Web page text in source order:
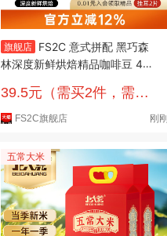
旗舰店
FS2C 意式拼配 黑巧森
林深度新鲜烘焙精品咖啡豆 450
39.5元（需买2件，需用
FS2C旗舰店 刚
五常大米